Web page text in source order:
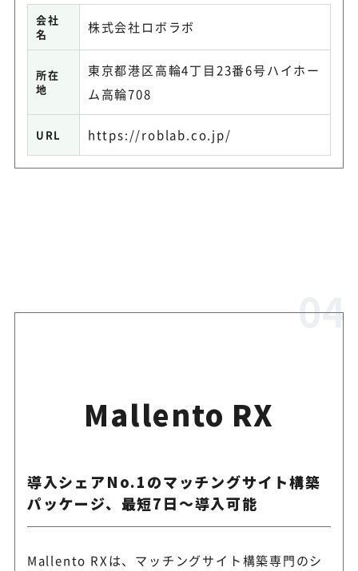
会社
名
株式会社ロボラボ
所在
地
東京都港区高輪4丁目23番6号ハイホー
ム高輪708
URL https://roblab.co.jp/
Mallento RX
導入シェアNo.1のマッチングサイト構築
パッケージ、最短7日～導入可能
Mallento RXは、マッチングサイト構築専門のシ